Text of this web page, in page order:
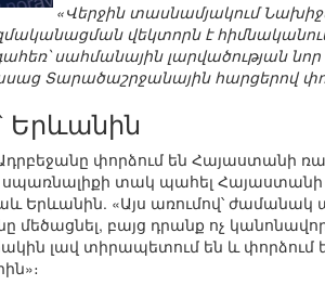
«Վերջին տասնամյակում
վեկտորն է
սահմանային լարվածության
ասաց Տարածաշրջանային հարցերով
Երևանին
փորձում են Հայաստանի
սպառնալիքի տակ պահել
Երևանին. «Այս առումով՝
մեծացնել, բայց դրանք ոչ
լավ տիրապետում են և